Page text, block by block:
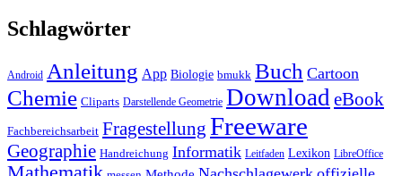
Schlagwörter
Android Anleitung App Biologie bmukk Buch Cartoon
Chemie Cliparts Darstellende Geometrie DownloadeBook
Fachbereichsarbeit Fragestellung Freeware
Geographie Handreichung Informatik Leitfaden Lexikon LibreOffice